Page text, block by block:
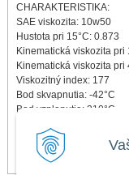
CHARAKTERISTIKA:
SAE viskozita: 10w50
Hustota pri 15°C: 0.873
Kinematická viskozita pri
Kinematická viskozita pri
Viskozitný index: 177
Bod skvapnutia: -42°C
Bod vzplanutia: 210°C
HTHS: 4,87 mPa.s
TBN: 10,0 mg KOH/gm